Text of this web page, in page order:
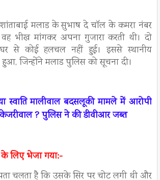
मलाड के सुभाष दे चॉल के कमरा नंबर
भीख मांगकर अपना गुजारा करती थी। दो
से कोई हलचल नहीं हुई। इससे स्थानीय
हुआ, जिन्होंने मलाड पुलिस को सूचना दी।
स्वाति मालीवाल बदसलूकी मामले में आरोपी
? पुलिस ने की डीवीआर जब्त
के लिए भेजा गया:-
पता चलता है कि उसके सिर पर चोट लगी थी और